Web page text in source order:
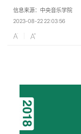
信息来源：中央音乐学院
2023-08-22 22:03:56